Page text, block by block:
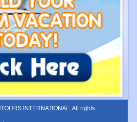
INTERNATIONAL. All rights